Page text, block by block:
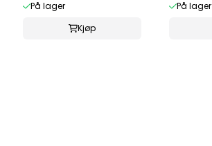
På lager
Kjøp
På lager